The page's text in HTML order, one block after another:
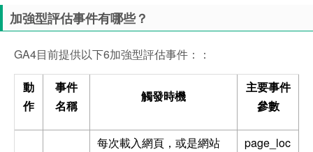
加強型評估事件有哪些？
GA4目前提供以下6加強型評估事件：：
動
作
事件
名稱
觸發時機
主要事件
參數
每次載入網頁，或是網站
page_loc